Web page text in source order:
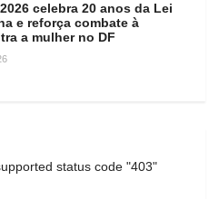
celebra 20 anos da Lei
e reforça combate à
a mulher no DF
status code "403"